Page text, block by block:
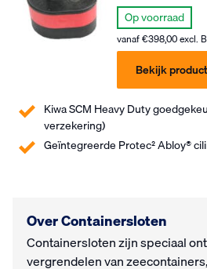
Kiwa SCM Heavy Duty
verzekering)
Geïntegreerde Protec² Abloy®
Op voorraad
vanaf€398,00excl.
Bekijk product
Over Containersloten
Containersloten zijn speciaal
vergrendelen van